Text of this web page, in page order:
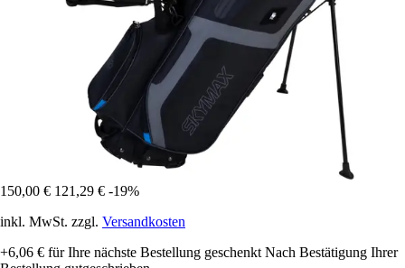
150,00 € 121,29 € -19%
inkl. MwSt. zzgl. Versandkosten
+6,06 € für Ihre nächste Bestellung geschenkt Nach Bestätigung Ihrer